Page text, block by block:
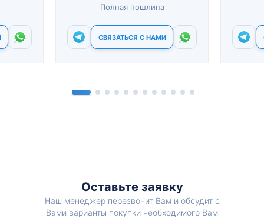
Полная пошлина
СВЯЗАТЬСЯ С НАМИ
Оставьте заявку
Наш менеджер перезвонит Вам и обсудит с
Вами варианты покупки необходимого Вам